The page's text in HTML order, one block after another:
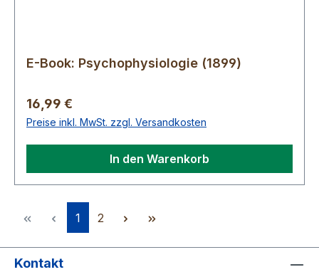
E-Book: Psychophysiologie (1899)
Regulärer Preis:
16,99 €
Preise inkl. MwSt. zzgl. Versandkosten
In den Warenkorb
Seite
1 Seite
2
Kontakt